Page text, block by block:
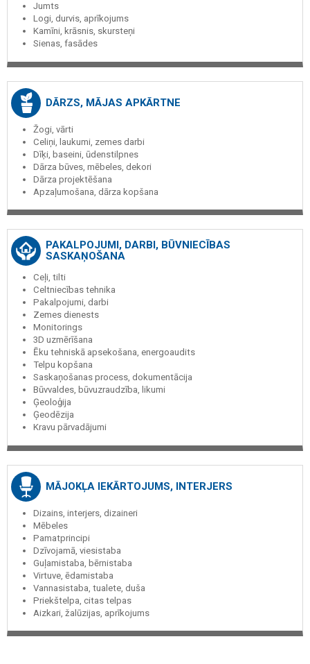
Jumts
Logi, durvis, aprīkojums
Kamīni, krāsnis, skursteņi
Sienas, fasādes
DĀRZS, MĀJAS APKĀRTNE
Žogi, vārti
Celiņi, laukumi, zemes darbi
Dīķi, baseini, ūdenstilpnes
Dārza būves, mēbeles, dekori
Dārza projektēšana
Apzaļumošana, dārza kopšana
PAKALPOJUMI, DARBI, BŪVNIECĪBAS
SASKAŅOŠANA
Ceļi, tilti
Celtniecības tehnika
Pakalpojumi, darbi
Zemes dienests
Monitorings
3D uzmērīšana
Ēku tehniskā apsekošana, energoaudits
Telpu kopšana
Saskaņošanas process, dokumentācija
Būvvaldes, būvuzraudzība, likumi
Ģeoloģija
Ģeodēzija
Kravu pārvadājumi
MĀJOKĻA IEKĀRTOJUMS, INTERJERS
Dizains, interjers, dizaineri
Mēbeles
Pamatprincipi
Dzīvojamā, viesistaba
Guļamistaba, bērnistaba
Virtuve, ēdamistaba
Vannasistaba, tualete, duša
Priekštelpa, citas telpas
Aizkari, žalūzijas, aprīkojums